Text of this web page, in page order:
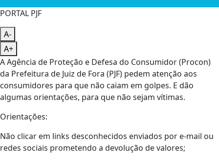
PORTAL PJF
A-
A+
A Agência de Proteção e Defesa do Consumidor (Procon)
da Prefeitura de Juiz de Fora (PJF) pedem atenção aos
consumidores para que não caiam em golpes. E dão
algumas orientações, para que não sejam vítimas.
Orientações:
Não clicar em links desconhecidos enviados por e-mail ou
redes sociais prometendo a devolução de valores;